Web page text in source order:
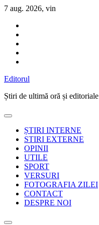
Sari
conținut
7 aug. 2026, vin
Editorul
Știri de ultimă oră și editoriale
ȘTIRI INTERNE
STIRI EXTERNE
OPINII
UTILE
SPORT
VERSURI
FOTOGRAFIA ZILEI
CONTACT
DESPRE NOI